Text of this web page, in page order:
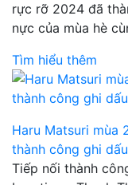
rực rỡ 2024 đã
nực của mùa hè
Tìm hiểu thêm
Haru Matsuri mùa
thành công ghi
Tiếp nối thành